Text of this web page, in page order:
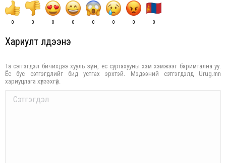
0 0 0 0 0 0 0 0
Хариулт үлдээнэ үү
Та сэтгэгдэл бичихдээ хууль зүйн, ёс суртахууны хэм хэмжээг баримтална уу.
Ёс бус сэтгэгдлийг бид устгах эрхтэй. Мэдээний сэтгэгдэлд Urug.mn
хариуцлага хүлээхгүй.
Comment